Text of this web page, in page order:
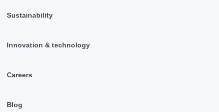
Sustainability
Innovation & technology
Careers
Blog